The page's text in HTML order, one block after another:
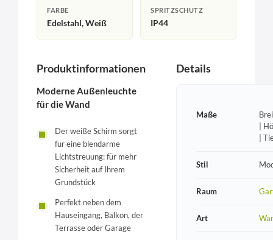
FARBE
Edelstahl, Weiß
SPRITZSCHUTZ
IP44
Produktinformationen
Moderne Außenleuchte
für die Wand
Der weiße Schirm sorgt
für eine blendarme
Lichtstreuung: für mehr
Sicherheit auf Ihrem
Grundstück
Perfekt neben dem
Hauseingang, Balkon, der
Terrasse oder Garage
Details
Maße
|
|
Stil
Raum
Art